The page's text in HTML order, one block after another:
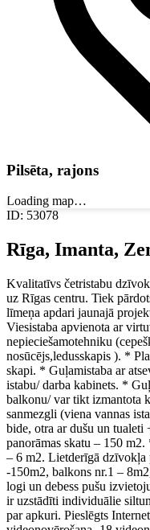
Pilsēta, rajons
Loading map…
ID: 53078
Rīga, Imanta,
Kvalitatīvs četristabu
uz Rīgas centru. Tiek
līmeņa apdari jaunajā
Viesistaba apvienota ar
nepieciešamotehniku
nosūcējs,ledusskapis ). *
skapi. * Guļamistaba ar
istabu/ darba kabinets. *
balkonu/ var tikt izmantota
sanmezgli (viena vannas
bide, otra ar dušu un tualeti
panorāmas skatu – 150
– 6 m2. Lietderīgā dzīvokļa
-150m2, balkons nr.1 –
logi un debess pušu
ir uzstādīti individuālie
par apkuri. Pieslēgts